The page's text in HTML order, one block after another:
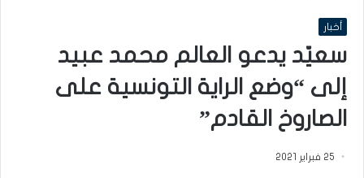
أخبار
سعيّد يدعو العالم محمد عبيد
إلى “وضع الراية التونسية على
الصاروخ القادم”
25 فبراير 2021